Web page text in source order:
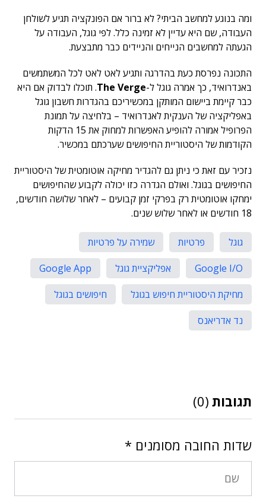
ומה בנוגע למחשב הביתי? לא ברור אם הפונקציה תגיע לשולחן
העבודה, שם היא עדיין לא זמינה כלל. לפי גוגל, העבודה על
הגעתה למחשבים הנייחים והניידים כבר מתבצעת.
התכונה נפרסת כעת בהדרגה ותגיע לאט לאט לכל המשתמשים
באנדרואיד, כך אמרה גוגל ל-The Verge. תוכלו לבדוק אם היא
כבר קיימת ביישום המותקן במכשיריכם בהגדרות חשבון גוגל
באפליקציה של הענקית לאנדרואיד – בלחיצה על תמונת
הפרופיל אמורה להופיע האפשרות למחוק את 15 הדקות
הקודמות של היסטוריית החיפושים שערכתם במכשיר.
נזכיר עם זאת כי ניתן גם להגדיר מחיקה אוטומטית של היסטוריית
החיפושים בגוגל. ואולם הגדרה כזו יכולה לקבוע שהחיפושים
ימחקו אוטומטית רק בפרקי זמן קבועים – לאחר שלושה חודשים,
18 חודשים או לאחר שלוש שנים.
גוגל פרטיות
שמירה על פרטיות
Google I/O
אפליקציית גוגל
Google App
מחיקת היסטוריית חיפוש בגוגל
חיפושים בגוגל
נד אדריאנס
תגובות (0)
שדות החובה מסומנים *